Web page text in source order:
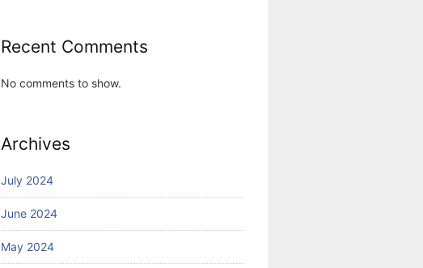
Recent Comments
No comments to show.
Archives
July 2024
June 2024
May 2024